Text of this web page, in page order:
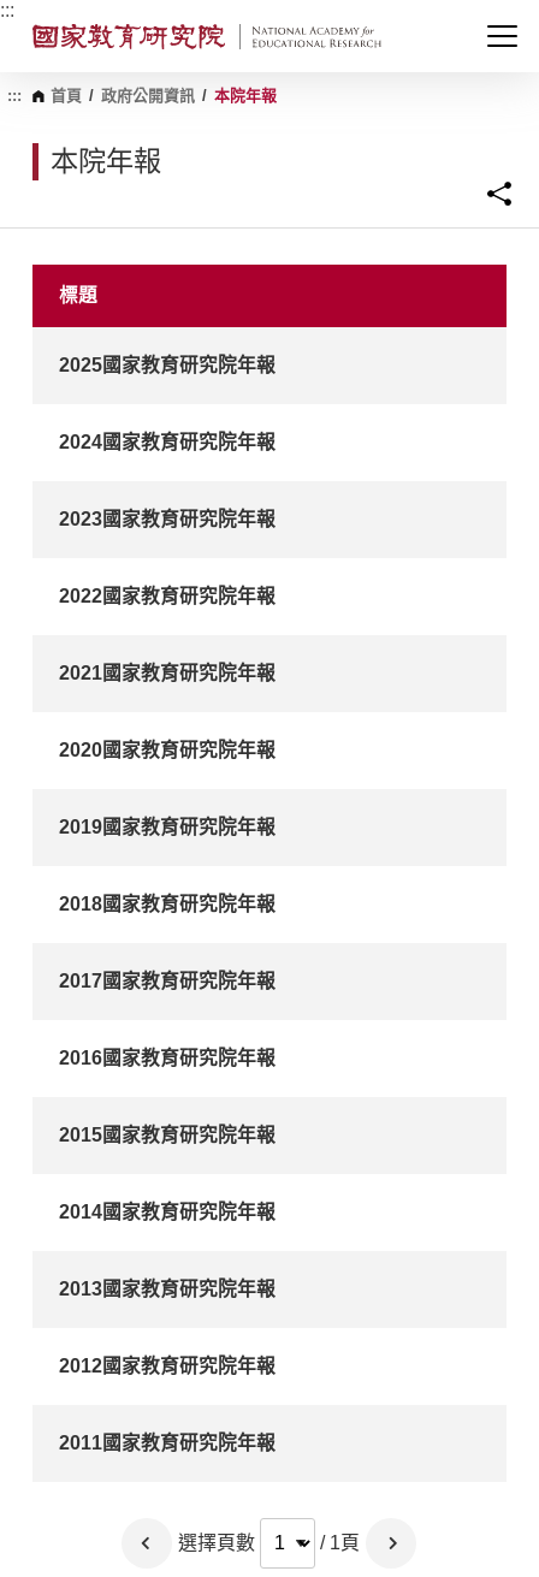
跳
內
:::
::: 首頁 / 政府公開資訊 / 本院年報
本院年報
標題
2025國家教育研究院年報
2024國家教育研究院年報
2023國家教育研究院年報
2022國家教育研究院年報
2021國家教育研究院年報
2020國家教育研究院年報
2019國家教育研究院年報
2018國家教育研究院年報
2017國家教育研究院年報
2016國家教育研究院年報
2015國家教育研究院年報
2014國家教育研究院年報
2013國家教育研究院年報
2012國家教育研究院年報
2011國家教育研究院年報
選擇頁數 / 1頁